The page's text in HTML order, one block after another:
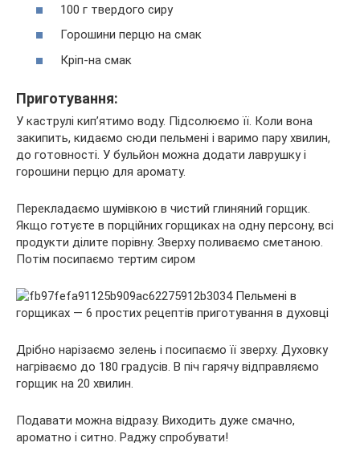
100 г твердого сиру
Горошини перцю на смак
Кріп-на смак
Приготування:
У каструлі кип’ятимо воду. Підсолюємо її. Коли вона
закипить, кидаємо сюди пельмені і варимо пару хвилин,
до готовності. У бульйон можна додати лаврушку і
горошини перцю для аромату.
Перекладаємо шумівкою в чистий глиняний горщик.
Якщо готуєте в порційних горщиках на одну персону, всі
продукти ділите порівну. Зверху поливаємо сметаною.
Потім посипаємо тертим сиром
Дрібно нарізаємо зелень і посипаємо її зверху. Духовку
нагріваємо до 180 градусів. В піч гарячу відправляємо
горщик на 20 хвилин.
Подавати можна відразу. Виходить дуже смачно,
ароматно і ситно. Раджу спробувати!